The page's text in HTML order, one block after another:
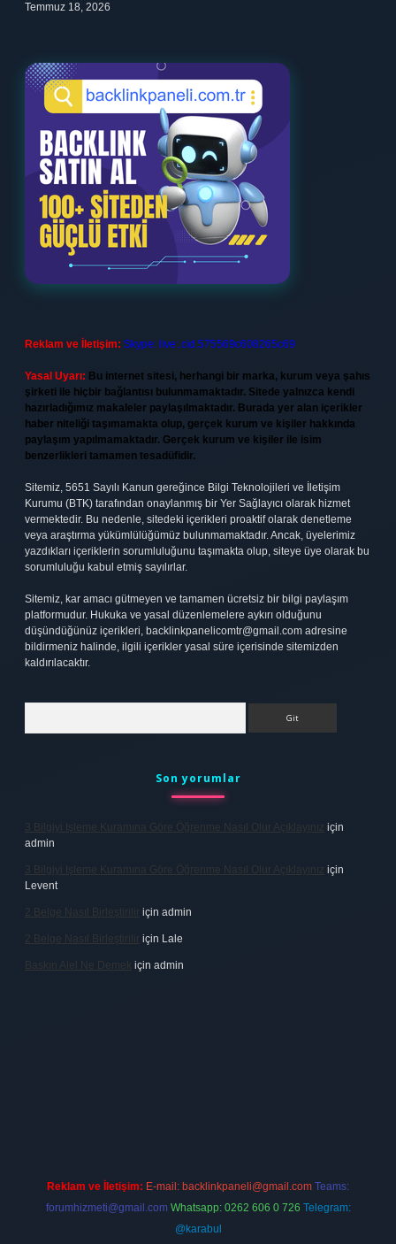
Temmuz 18, 2026
Reklam ve İletişim: Skype: live:.cid.575569c608265c69
Yasal Uyarı: Bu internet sitesi, herhangi bir marka, kurum veya şahıs
şirketi ile hiçbir bağlantısı bulunmamaktadır. Sitede yalnızca kendi
hazırladığımız makaleler paylaşılmaktadır. Burada yer alan içerikler
haber niteliği taşımamakta olup, gerçek kurum ve kişiler hakkında
paylaşım yapılmamaktadır. Gerçek kurum ve kişiler ile isim
benzerlikleri tamamen tesadüfidir.
Sitemiz, 5651 Sayılı Kanun gereğince Bilgi Teknolojileri ve İletişim
Kurumu (BTK) tarafından onaylanmış bir Yer Sağlayıcı olarak hizmet
vermektedir. Bu nedenle, sitedeki içerikleri proaktif olarak denetleme
veya araştırma yükümlülüğümüz bulunmamaktadır. Ancak, üyelerimiz
yazdıkları içeriklerin sorumluluğunu taşımakta olup, siteye üye olarak bu
sorumluluğu kabul etmiş sayılırlar.
Sitemiz, kar amacı gütmeyen ve tamamen ücretsiz bir bilgi paylaşım
platformudur. Hukuka ve yasal düzenlemelere aykırı olduğunu
düşündüğünüz içerikleri, backlinkpanelicomtr@gmail.com adresine
bildirmeniz halinde, ilgili içerikler yasal süre içerisinde sitemizden
kaldırılacaktır.
Son yorumlar
3 Bilgiyi Işleme Kuramına Göre Öğrenme Nasıl Olur Açıklayınız için
admin
3 Bilgiyi Işleme Kuramına Göre Öğrenme Nasıl Olur Açıklayınız için
Levent
2 Belge Nasıl Birleştirilir için admin
2 Belge Nasıl Birleştirilir için Lale
Baskın Alel Ne Demek için admin
Reklam ve İletişim: E-mail: backlinkpaneli@gmail.com Teams:
forumhizmeti@gmail.com Whatsapp: 0262 606 0 726 Telegram:
@karabul